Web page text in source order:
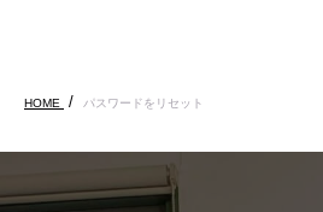
HOME パスワードをリセット